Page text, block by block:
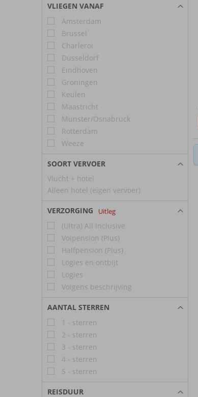
VLIEGEN VANAF
Amsterdam
Brussel
Charleroi
Düsseldorf
Eindhoven
Groningen
Keulen
Maastricht
Münster/Osnabrück
Rotterdam
Weeze
SOORT VERVOER
Vlucht + hotel
Alleen hotel (eigen vervoer)
VERZORGING Uitleg
(Ultra) All Inclusive
Volpension (Plus)
Halfpension (Plus)
Logies en ontbijt
Logies
Volgens beschrijving
AANTAL STERREN
1 - sterren
2 - sterren
3 - sterren
4 - sterren
5 - sterren
REISDUUR